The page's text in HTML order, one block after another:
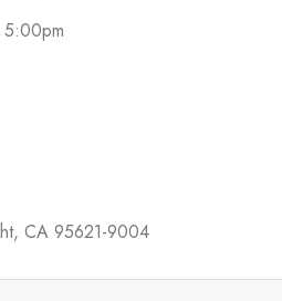
5:00pm
CA 95621-9004